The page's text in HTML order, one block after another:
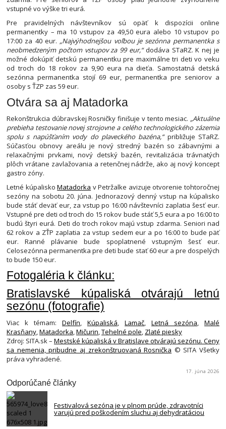
vstupné vo výške tri eurá.
Pre pravidelných návštevníkov sú opäť k dispozícii online
permanentky – ma 10 vstupov za 49,50 eura alebo 10 vstupov po
17:00 za 40 eur. „Najvýhodnejšou voľbou je sezónna permanentka s
neobmedzeným počtom vstupov za 99 eur,“dodáva STaRZ. K nej je
možné dokúpiť detskú permanentku pre maximálne tri deti vo veku
od troch do 18 rokov za 9,90 eura na dieťa. Samostatná detská
sezónna permanentka stojí 69 eur, permanentka pre seniorov a
osoby s ŤZP zas 59 eur.
Otvára sa aj Matadorka
Rekonštrukcia dúbravskej Rosničky finišuje v tento mesiac. „Aktuálne
prebieha testovanie novej strojovne a celého technologického zázemia
spolu s napúšťaním vody do plaveckého bazéna,“približuje STaRZ.
Súčasťou obnovy areálu je nový stredný bazén so zábavnými a
relaxačnými prvkami, nový detský bazén, revitalizácia trávnatých
plôch vrátane zavlažovania a retenčnej nádrže, ako aj nový koncept
gastro zóny.
Letné kúpaliskoMatadorka v Petržalke avizuje otvorenie tohtoročnej
sezóny na sobotu 20. júna. Jednorazový denný vstup na kúpalisko
bude stáť deväť eur, za vstup po 16:00 návštevníci zaplatia šesť eur.
Vstupné pre deti od troch do 15 rokov bude stáť 5,5 eura a po 16:00 to
budú štyri eurá. Deti do troch rokov majú vstup zdarma. Seniori nad
62 rokov a ZŤP zaplatia za vstup sedem eur a po 16:00 to bude päť
eur. Ranné plávanie bude spoplatnené vstupným šesť eur.
Celosezónna permanentka pre deti bude stať 60 eur a pre dospelých
to bude 150 eur.
Fotogaléria k článku:
Bratislavské kúpaliská otvárajú letnú
sezónu (fotografie)
Viac k témam: Delfín, Kúpaliská, Lamač, Letná sezóna, Malé
Krasňany,Matadorka,Mičurin,Tehelné pole, Zlaté piesky
Zdroj: SITA.sk – Mestské kúpaliská v Bratislave otvárajú sezónu. Ceny
sa nemenia, pribudne aj zrekonštruovaná Rosnička © SITA Všetky
práva vyhradené.
17. júna 2026
Odporúčané články
Festivalová sezóna je v plnom prúde, zdravotníci
varujú pred poškodením sluchu aj dehydratáciou